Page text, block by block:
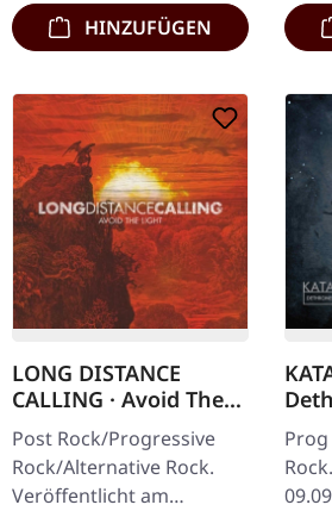
HINZUFÜGEN
LONG DISTANCE
CALLING · Avoid The
Light (Re-Release) |
CD
Post Rock/Progressive
Rock/Alternative Rock.
Veröffentlicht am
CD